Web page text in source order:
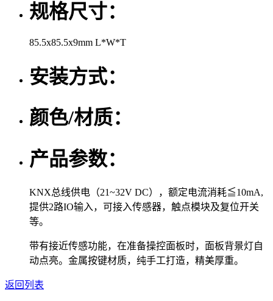
规格尺寸：
85.5x85.5x9mm L*W*T
安装方式：
颜色/材质：
产品参数：
KNX总线供电（21~32V DC），额定电流消耗≦10mA,
提供2路IO输入，可接入传感器，触点模块及复位开关
等。
带有接近传感功能，在准备操控面板时，面板背景灯自
动点亮。金属按键材质，纯手工打造，精美厚重。
返回列表